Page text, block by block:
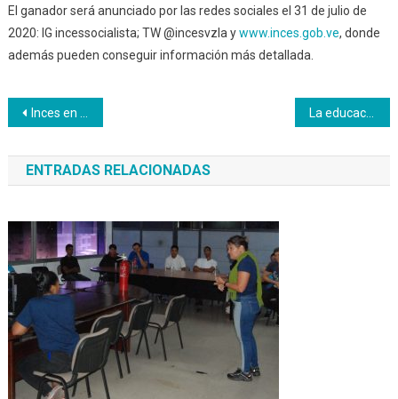
El ganador será anunciado por las redes sociales el 31 de julio de
2020: IG incessocialista; TW @incesvzla ywww.inces.gob.ve, donde
además pueden conseguir información más detallada.
Navegación
de
entradas
Inces en Falcón presenta plan de reimpulso La educación a distancia es un hecho y el Inces lo ha hecho posible
ENTRADAS RELACIONADAS